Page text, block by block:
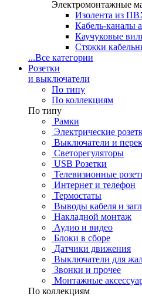
Электромонтажные
Изолента из
Кабель-каналы
Каучуковые
Стяжки
...Все категории
Розетки
и выключатели
По типу
По коллекциям
По типу
Рамки
Электрические
Выключатели и
Светорегуляторы
USB Розетки
Телевизионные
Интернет и телефон
Термостаты
Выводы кабеля и
Накладной монтаж
Аудио и видео
Блоки в сборе
Датчики движения
Выключатели для
Звонки и прочее
Монтажные
По коллекциям